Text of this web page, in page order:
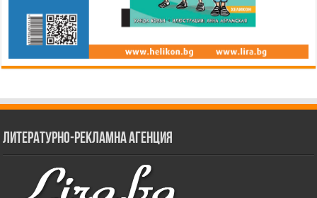
Литературно-рекламна агенция